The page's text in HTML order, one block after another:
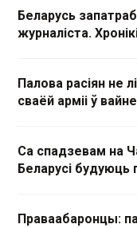
Беларусь
журналіста.
Палова расіян не
сваёй арміі ў
Са спадзевам на
Беларусі
Праваабаронцы: